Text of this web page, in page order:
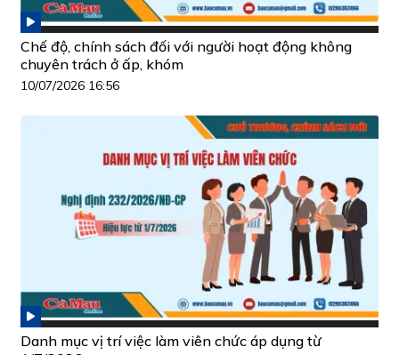
Chế độ, chính sách đối với người hoạt động không
chuyên trách ở ấp, khóm
10/07/2026 16:56
Danh mục vị trí việc làm viên chức áp dụng từ